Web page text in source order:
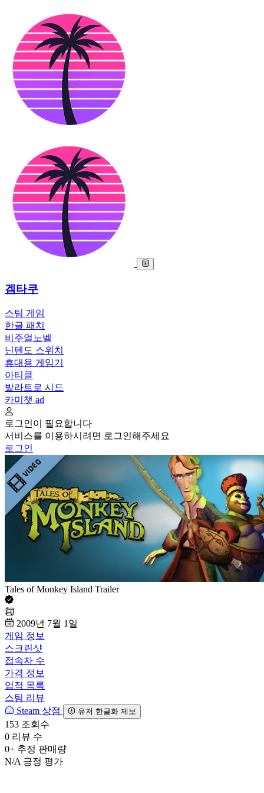
겜타쿠
스팀 게임
한글 패치
비주얼노벨
닌텐도 스위치
휴대용 게임기
아티클
발라트로 시드
카미챗 ad
로그인이 필요합니다
서비스를 이용하시려면 로그인해주세요
로그인
Tales of Monkey Island Trailer
2009년 7월 1일
게임 정보
스크린샷
접속자 수
가격 정보
업적 목록
스팀 리뷰
Steam 상점
유저 한글화 제보
153 조회수
0 리뷰 수
0+ 추정 판매량
N/A 긍정 평가